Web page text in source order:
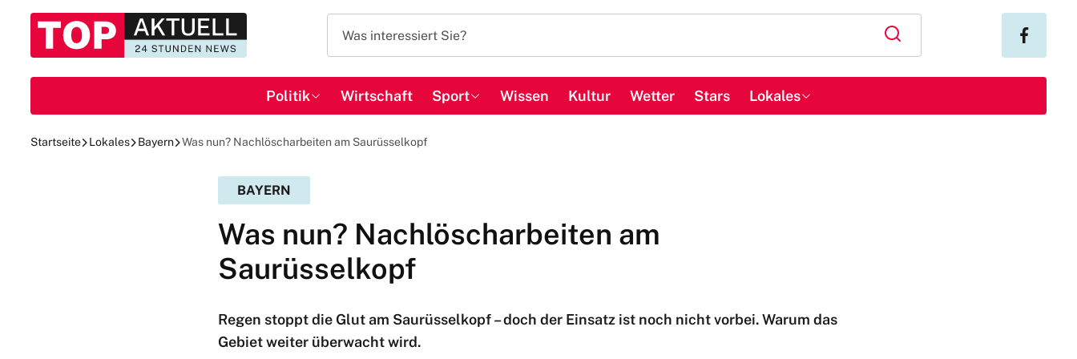
Politik Wirtschaft Sport Wissen Kultur Wetter Stars Lokales
Startseite Lokales Bayern Was nun? Nachlöscharbeiten am Saurüsselkopf
BAYERN
Was nun? Nachlöscharbeiten am
Saurüsselkopf
Regen stoppt die Glut am Saurüsselkopf – doch der Einsatz ist noch nicht vorbei. Warum das
Gebiet weiter überwacht wird.